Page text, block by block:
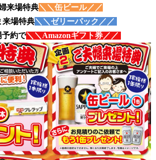
来場特典＼＼缶ビール／／
来場特典＼＼ゼリーパック ／／
約で＼＼Amazonギフト券／／